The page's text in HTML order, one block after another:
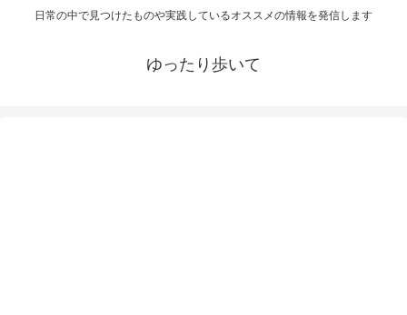
日常の中で見つけたものや実践しているオススメの情報を発信します
ゆったり歩いて